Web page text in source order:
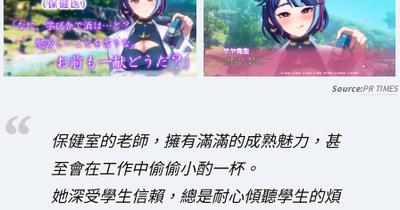
PR TIMES
保健室的老師，擁有滿滿的成熟魅力，甚
至會在工作中偷偷小酌一杯。
她深受學生信賴，總是耐心傾聽學生的煩